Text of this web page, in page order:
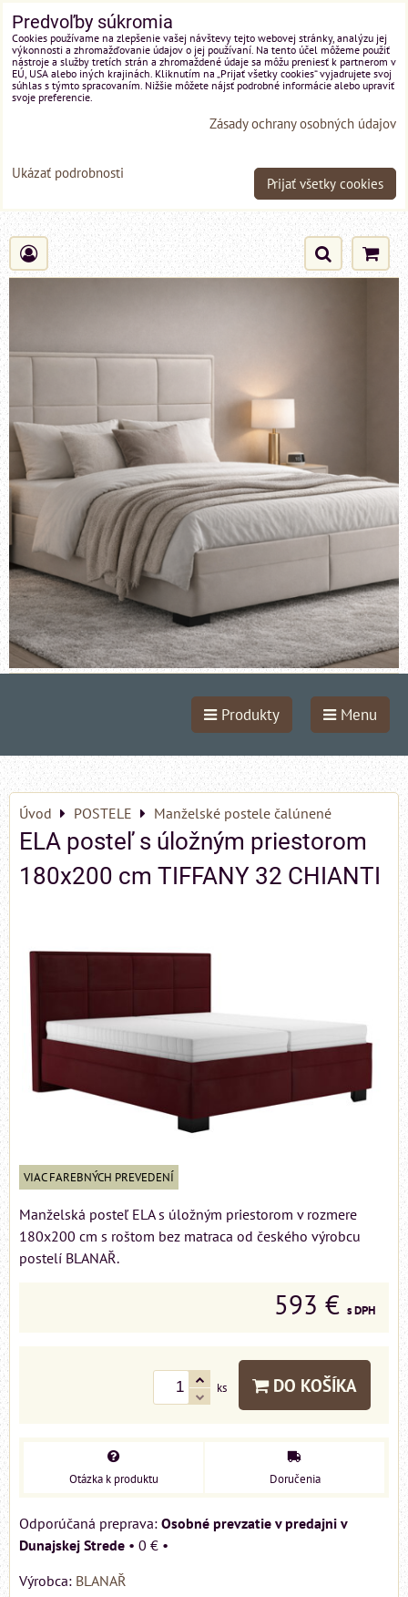
Produkty Menu
Úvod POSTELE Manželské postele čalúnené
ELA posteľ s úložným priestorom
180x200 cm TIFFANY 32 CHIANTI
VIAC FAREBNÝCH PREVEDENÍ
Manželská posteľ ELA s úložným priestorom v rozmere
180x200 cm s roštom bez matraca od českého výrobcu
postelí BLANAŘ.
593 € s DPH
ks DO KOŠÍKA
Otázka k produktu Doručenia
Osobné prevzatie v predajni v
Dunajskej Strede • 0 € •
Výrobca: BLANAŘ
Predvoľby súkromia
Cookies používame na zlepšenie vašej návštevy tejto webovej stránky, analýzu jej
výkonnosti a zhromažďovanie údajov o jej používaní. Na tento účel môžeme použiť
nástroje a služby tretích strán a zhromaždené údaje sa môžu preniesť k partnerom v
EÚ, USA alebo iných krajinách. Kliknutím na „Prijať všetky cookies“ vyjadrujete svoj
súhlas s týmto spracovaním. Nižšie môžete nájsť podrobné informácie alebo upraviť
svoje preferencie.
Zásady ochrany osobných údajov
Ukázať podrobnosti
Prijať všetky cookies